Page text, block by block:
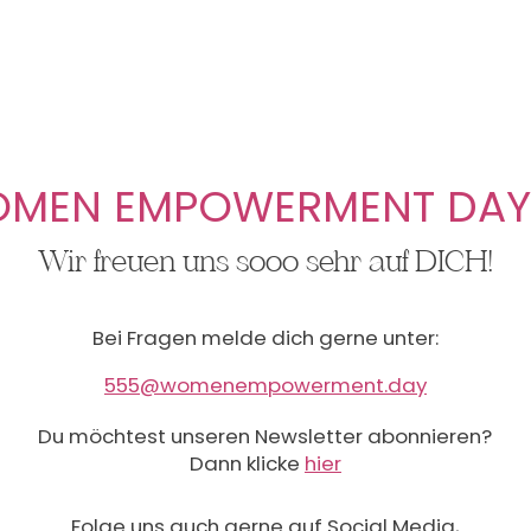
EMPOWERMENT
Wir freuen uns sooo sehr auf DICH!
Bei Fragen melde dich gerne unter:
555@womenempowerment.day
Du möchtest unseren Newsletter abonnieren?
Dann klicke hier